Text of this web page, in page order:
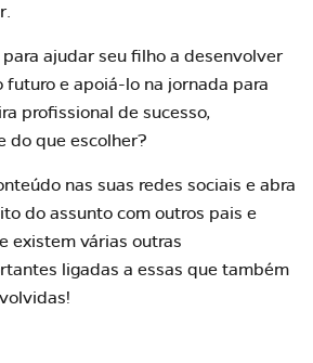
ajudar seu filho a desenvolver
futuro e apoiá-lo na jornada para
profissional de sucesso,
do que escolher?
nas suas redes sociais e abra
do assunto com outros pais e
existem várias outras
ligadas a essas que também